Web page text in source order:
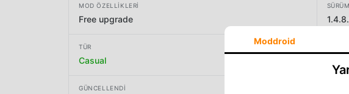
MOD ÖZELLIKLERI
Free upgrade
SÜRÜM
TÜR
Casual
GÜNCELLENDI
Moddroid